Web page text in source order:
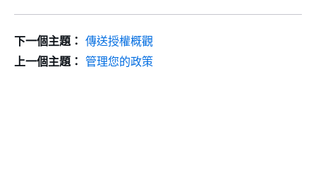
下一個主題： 傳送授權概觀
上一個主題： 管理您的政策